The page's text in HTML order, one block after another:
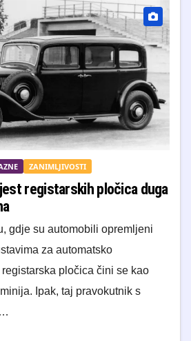
ZANIMLJIVOSTI
registarskih pločica duga
gdje su automobili opremljeni
za automatsko
pločica čini se kao
Ipak, taj pravokutnik s